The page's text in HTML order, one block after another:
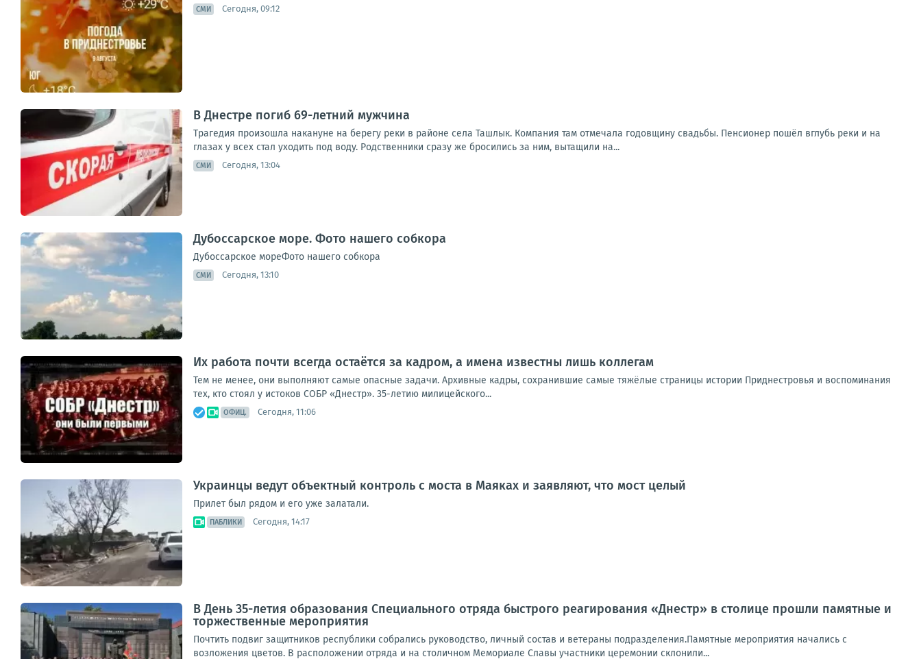
СМИ Сегодня, 09:12
В Днестре погиб 69-летний мужчина
Трагедия произошла накануне на берегу реки в районе села Ташлык. Компания там отмечала годовщину свадьбы. Пенсионер пошёл вглубь реки и на
глазах у всех стал уходить под воду. Родственники сразу же бросились за ним, вытащили на...
СМИ Сегодня, 13:04
Дубоссарское море. Фото нашего собкора
Дубоссарское мореФото нашего собкора
СМИ Сегодня, 13:10
Их работа почти всегда остаётся за кадром, а имена известны лишь коллегам
Тем не менее, они выполняют самые опасные задачи. Архивные кадры, сохранившие самые тяжёлые страницы истории Приднестровья и воспоминания
тех, кто стоял у истоков СОБР «Днестр». 35-летию милицейского...
ОФИЦ. Сегодня, 11:06
Украинцы ведут объектный контроль с моста в Маяках и заявляют, что мост целый
Прилет был рядом и его уже залатали.
ПАБЛИКИ Сегодня, 14:17
В День 35-летия образования Специального отряда быстрого реагирования «Днестр» в столице прошли памятные и
торжественные мероприятия
Почтить подвиг защитников республики собрались руководство, личный состав и ветераны подразделения.Памятные мероприятия начались с
возложения цветов. В расположении отряда и на столичном Мемориале Славы участники церемонии склонили...